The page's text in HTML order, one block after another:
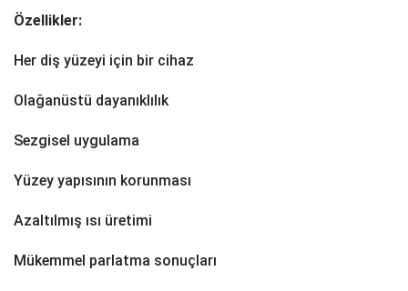
Özellikler:
Her diş yüzeyi için bir cihaz
Olağanüstü dayanıklılık
Sezgisel uygulama
Yüzey yapısının korunması
Azaltılmış ısı üretimi
Mükemmel parlatma sonuçları